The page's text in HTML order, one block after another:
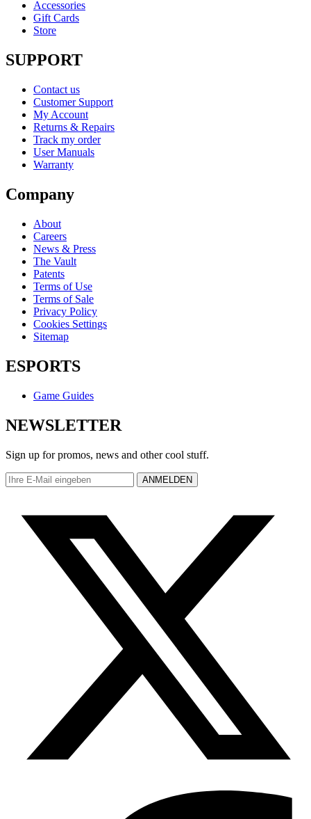
Accessories
Gift Cards
Store
SUPPORT
Contact us
Customer Support
My Account
Returns & Repairs
Track my order
User Manuals
Warranty
Company
About
Careers
News & Press
The Vault
Patents
Terms of Use
Terms of Sale
Privacy Policy
Cookies Settings
Sitemap
ESPORTS
Game Guides
NEWSLETTER
Sign up for promos, news and other cool stuff.